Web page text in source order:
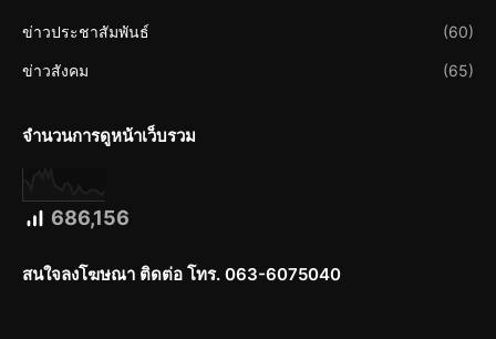
ข่าวประชาสัมพันธ์ (60)
ข่าวสังคม (65)
จำนวนการดูหน้าเว็บรวม
686,156
สนใจลงโฆษณา ติดต่อ โทร. 063-6075040